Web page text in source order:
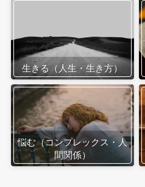
生きる（人生・生き方）
悩む（コンプレックス・人
間関係）